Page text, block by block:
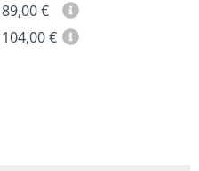
89,00€
104,00€